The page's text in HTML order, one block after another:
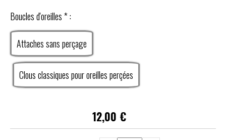
Boucles d'oreilles*:
Attaches sans perçage
Clous classiques pour oreilles perçées
12,00 €